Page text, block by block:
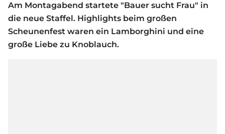
Am Montagabend startete "Bauer sucht Frau" in
die neue Staffel. Highlights beim großen
Scheunenfest waren ein Lamborghini und eine
große Liebe zu Knoblauch.